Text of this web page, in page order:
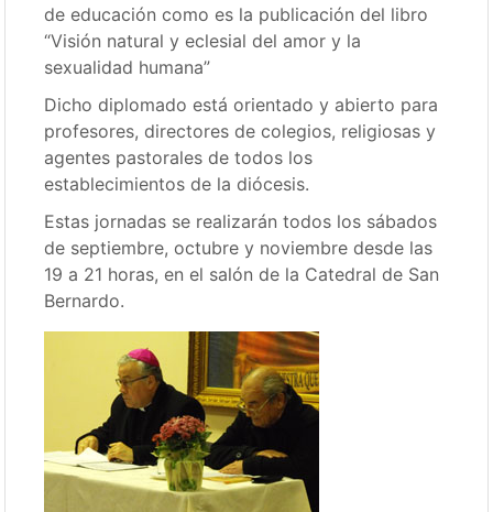
de educación como es la publicación del libro
“Visión natural y eclesial del amor y la
sexualidad humana”
Dicho diplomado está orientado y abierto para
profesores, directores de colegios, religiosas y
agentes pastorales de todos los
establecimientos de la diócesis.
Estas jornadas se realizarán todos los sábados
de septiembre, octubre y noviembre desde las
19 a 21 horas, en el salón de la Catedral de San
Bernardo.